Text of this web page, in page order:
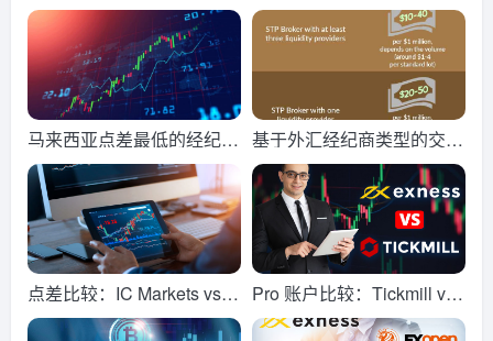
5 交易平台比较
马来西亚点差最低的经纪商
(2026 年版)
基于外汇经纪商类型的交易
佣金
点差比较：IC Markets vs E
xness
Pro 账户比较：Tickmill vs
Exness